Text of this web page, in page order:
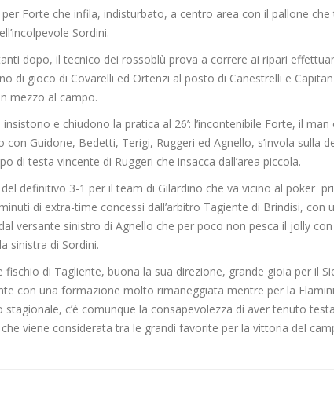
Forte che infila, indisturbato, a centro area con il pallone che
Sordini.
dopo, il tecnico dei rossoblù prova a correre ai ripari
di gioco di Covarelli ed Ortenzi al posto di Canestrelli e
mezzo al campo.
insistono e chiudono la pratica al 26’: l’incontenibile Forte, il
con Guidone, Bedetti, Terigi, Ruggeri ed Agnello, s’invola sulla
di testa vincente di Ruggeri che insacca dall’area piccola.
del definitivo 3-1 per il team di Gilardino che va vicino al poker
di extra-time concessi dall’arbitro Tagiente di Brindisi, con
versante sinistro di Agnello che per poco non pesca il jolly
sinistra di Sordini.
fischio di Tagliente, buona la sua direzione, grande gioia per il
con una formazione molto rimaneggiata mentre per la
stagionale, c’è comunque la consapevolezza di aver tenuto
viene considerata tra le grandi favorite per la vittoria del
news in primo